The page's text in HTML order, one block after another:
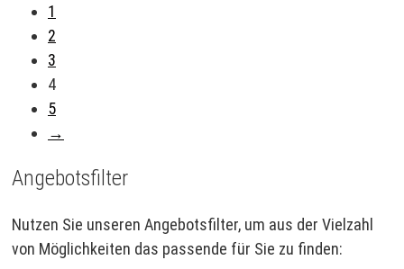
1
2
3
4
5
→
Angebotsfilter
Nutzen Sie unseren Angebotsfilter, um aus der Vielzahl
von Möglichkeiten das passende für Sie zu finden: